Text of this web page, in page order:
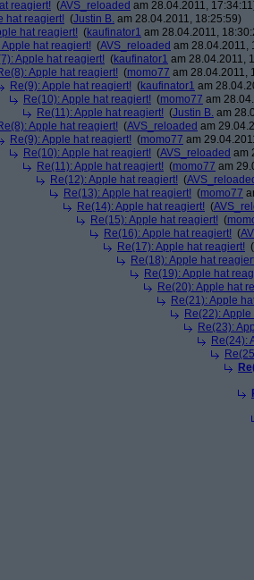
reagiert! (AVS_reloaded am 28.04.2011,
hat reagiert! (Justin B. am 28.04.2011, 18:25:59)
hat reagiert! (kaufinator1 am 28.04.2011,
Apple hat reagiert! (AVS_reloaded am 28.04.2011,
Apple hat reagiert! (kaufinator1 am 28.04.2011,
Apple hat reagiert! (momo77 am 28.04.2011,
Re(9): Apple hat reagiert! (kaufinator1 am
Re(10): Apple hat reagiert! (momo77 am
Re(11): Apple hat reagiert! (Justin B. am
Apple hat reagiert! (AVS_reloaded am
Re(9): Apple hat reagiert! (momo77 am
Re(10): Apple hat reagiert! (AVS_reloaded am
Re(11): Apple hat reagiert! (momo77 am
Re(12): Apple hat reagiert! (
Re(13): Apple hat reagiert! (momo77
Re(14): Apple hat reagiert! (
Re(15): Apple hat reagiert! (
Re(16): Apple hat reagiert! (
Re(17): Apple hat reagiert! (
Re(18): Apple hat
Re(19): Apple hat
Re(20): Apple hat
Re(21): Apple
Re(22):
Re(23):
Re(24):